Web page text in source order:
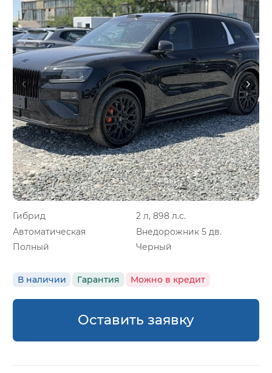
Гибрид
2 л, 898 л.с.
Автоматическая
Внедорожник 5 дв.
Полный
Черный
В наличии Гарантия Можно в кредит
Оставить заявку